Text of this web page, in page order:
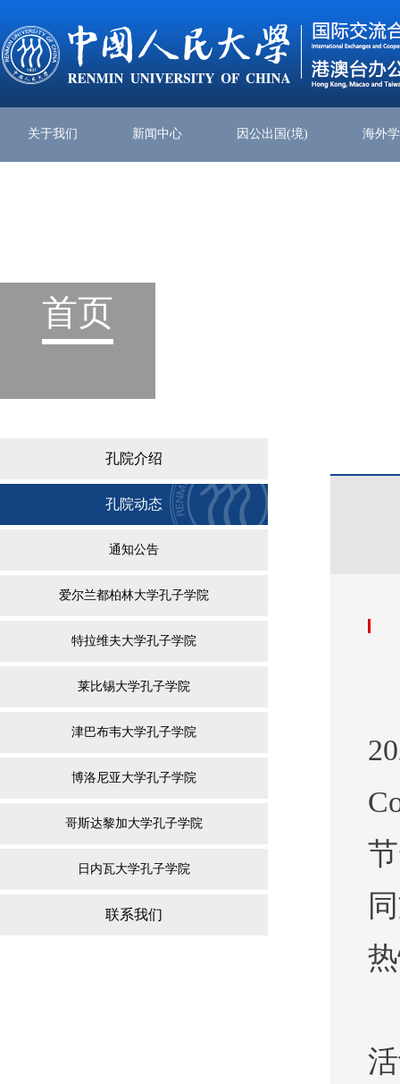
关于我们 新闻中心 因公出国(境) 海外
首页
孔院介绍
孔院动态
通知公告
爱尔兰都柏林大学孔子学院
特拉维夫大学孔子学院
莱比锡大学孔子学院
津巴布韦大学孔子学院
博洛尼亚大学孔子学院
哥斯达黎加大学孔子学院
日内瓦大学孔子学院
联系我们